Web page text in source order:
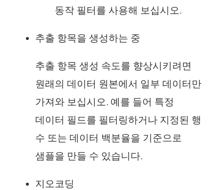
동작 필터를 사용해 보십시오.
추출 항목을 생성하는 중
추출 항목 생성 속도를 향상시키려면
원래의 데이터 원본에서 일부 데이터만
가져와 보십시오. 예를 들어 특정
데이터 필드를 필터링하거나 지정된 행
수 또는 데이터 백분율을 기준으로
샘플을 만들 수 있습니다.
지오코딩